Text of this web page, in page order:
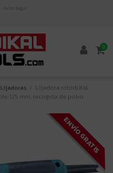
Aviso legal
0
Lijadoras
Lijadora rotorbital
125 mm, recogida de polvo
ENVÍO GRATIS